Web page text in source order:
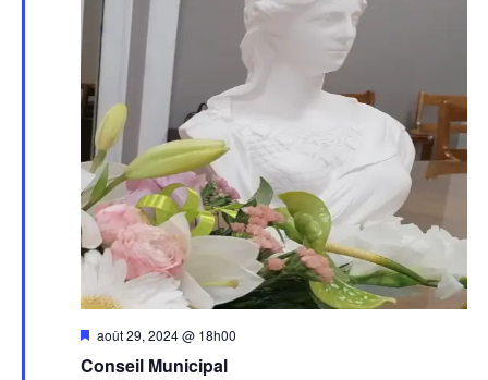
Conseil Municipal
Mis
avant
août 29, 2024 @ 18h00